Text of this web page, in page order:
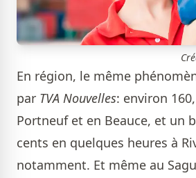
En région, le même
par TVA Nouvelles: environ
Portneuf et en Beauce, et un
cents en quelques heures à
notamment. Et même au